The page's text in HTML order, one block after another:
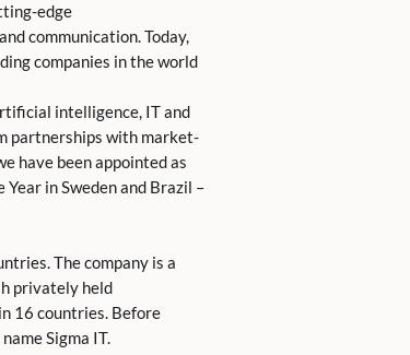
edge
communication. Today,
companies in the world
intelligence, IT and
partnerships with market-
have been appointed as
in Sweden and Brazil –
The company is a
privately held
16 countries. Before
Sigma IT.